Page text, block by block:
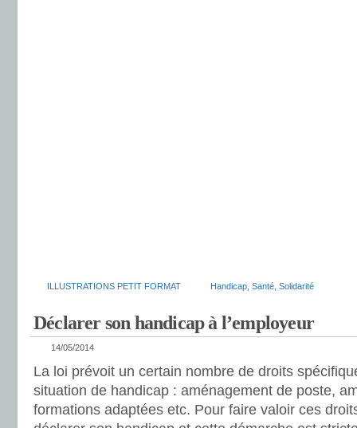
ILLUSTRATIONS PETIT FORMAT Handicap Santé Solidarité
Déclarer son handicap à l’employeur
14/05/2014
La loi prévoit un certain nombre de droits
situation de handicap : aménagement de poste,
formations adaptées etc. Pour faire valoir ces